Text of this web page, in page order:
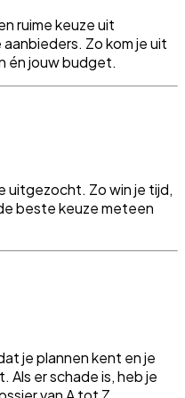
ruime keuze uit
Zo kom je uit
én jouw budget.
uitgezocht. Zo win je tijd,
beste keuze meteen
je plannen kent en je
Als er schade is, heb je